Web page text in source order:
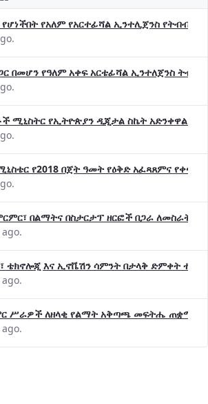
የአለም የአርተፊሻል ኢንተሊጀንስ የትብብር
በመሆን የዓለም አቀፍ አርቴፊሻል ኢንተለጀንስ
ሚኒስትር የኢትዮጵያን ዲጂታል ስኬት አድንቀዋል
የ2018 በጀት ዓመት የዕቅድ አፈጻጸምና
በልማትና በስታርታፕ ዘርፎች በጋራ ለመስራት
ቴክኖሎጂ እና ኢኖቬሽን ሳምንት በታላቅ ድምቀት
ሥራዎች ለዘላቂ የልማት አቅጣጫ መፍትሔ ጠቋሚ